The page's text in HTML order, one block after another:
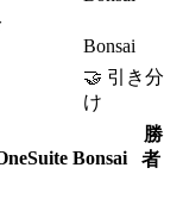
Bonsai
🤝 引き分
け
Bonsai
勝
者